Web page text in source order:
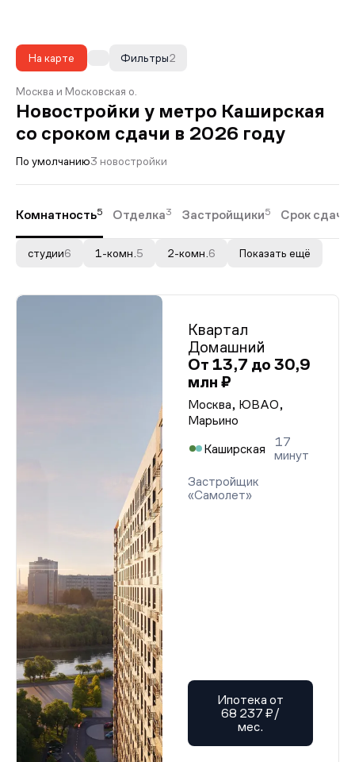
На карте 2
Фильтры
Москва и Московская о.
Новостройки у метро Каширская
со сроком сдачи в 2026 году
По умолчанию3 новостройки
Комнатность5 Отделка3 Застройщики5 Срок сдачи
студии6 1-комн. 5 2-комн. 6 Показать ещё
Квартал
Домашний
От 13,7 до 30,9
млн ₽
Москва, ЮВАО,
Марьино
Каширская
17
минут
Застройщик
«Самолет»
Ипотека от
68 237 ₽/
мес.